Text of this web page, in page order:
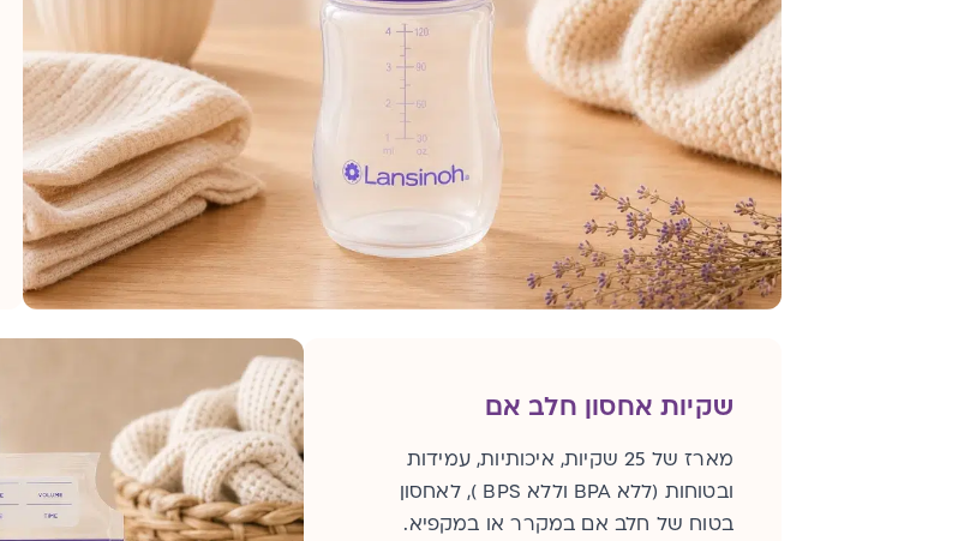
שקיות אחסון חלב אם
מארז של 25 שקיות, איכותיות, עמידות
ובטוחות (ללא BPA וללא BPS ), לאחסון
בטוח של חלב אם במקרר או במקפיא.